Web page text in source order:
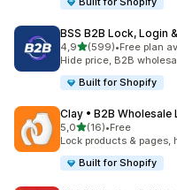
BSS B2B Lock, Login
4,9/ 5 tähteä
(599)
599 arvostelua
•Free plan
Hide price, B2B
Built for Shopify
Clay • B2B Wholesale
5,0/ 5 tähteä
(16)
16 arvostelua yhteensä
•Free
Lock products & pages,
Built for Shopify